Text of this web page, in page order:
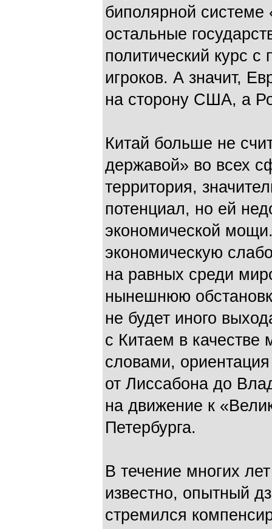
биполярной
остальные
политический курс с
игроков. А значит,
на сторону США, а
Китай больше не
державой» во всех
территория,
потенциал, но ей
экономической
экономическую
на равных среди
нынешнюю
не будет иного
с Китаем в
словами,
от Лиссабона до
на движение к
Петербурга.
В течение многих
известно, опытный
стремился